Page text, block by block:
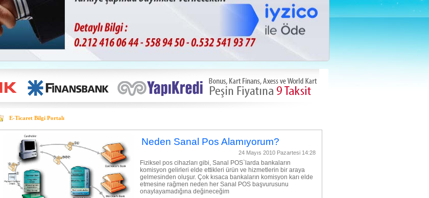
E-Ticaret Bilgi Portalı
Neden Sanal Pos Alamıyorum?
24 Mayıs 2010 Pazartesi 14:28
Fiziksel pos cihazları gibi, Sanal POS`larda bankaların
komisyon gelirleri elde ettikleri ürün ve hizmetlerin bir araya
gelmesinden oluşur. Çok kısaca bankaların komisyon karı elde
etmesine rağmen neden her Sanal POS başvurusunu
onaylayamadığına değineceğim